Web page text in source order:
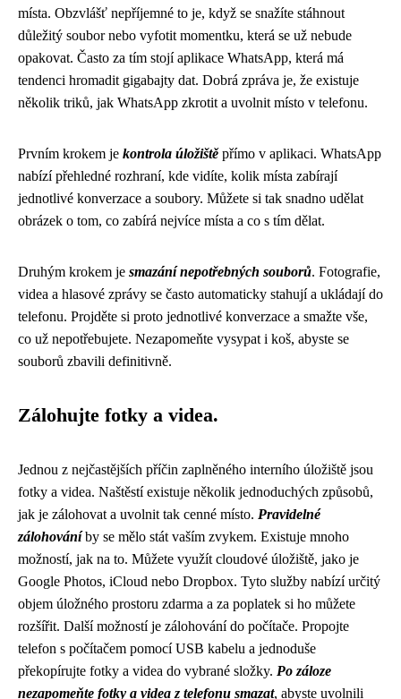
místa. Obzvlášť nepříjemné to je, když se snažíte stáhnout
důležitý soubor nebo vyfotit momentku, která se už nebude
opakovat. Často za tím stojí aplikace WhatsApp, která má
tendenci hromadit gigabajty dat. Dobrá zpráva je, že existuje
několik triků, jak WhatsApp zkrotit a uvolnit místo v telefonu.
Prvním krokem je kontrola úložištěpřímo v aplikaci. WhatsApp
nabízí přehledné rozhraní, kde vidíte, kolik místa zabírají
jednotlivé konverzace a soubory. Můžete si tak snadno udělat
obrázek o tom, co zabírá nejvíce místa a co s tím dělat.
Druhým krokem je smazání nepotřebných souborů. Fotografie,
videa a hlasové zprávy se často automaticky stahují a ukládají do
telefonu. Projděte si proto jednotlivé konverzace a smažte vše,
co už nepotřebujete. Nezapomeňte vysypat i koš, abyste se
souborů zbavili definitivně.
Zálohujte fotky a videa.
Jednou z nejčastějších příčin zaplněného interního úložiště jsou
fotky a videa. Naštěstí existuje několik jednoduchých způsobů,
jak je zálohovat a uvolnit tak cenné místo. Pravidelné
zálohováníby se mělo stát vaším zvykem. Existuje mnoho
možností, jak na to. Můžete využít cloudové úložiště, jako je
Google Photos, iCloud nebo Dropbox. Tyto služby nabízí určitý
objem úložného prostoru zdarma a za poplatek si ho můžete
rozšířit. Další možností je zálohování do počítače. Propojte
telefon s počítačem pomocí USB kabelu a jednoduše
překopírujte fotky a videa do vybrané složky. Po záloze
nezapomeňte fotky a videa z telefonu smazat, abyste uvolnili